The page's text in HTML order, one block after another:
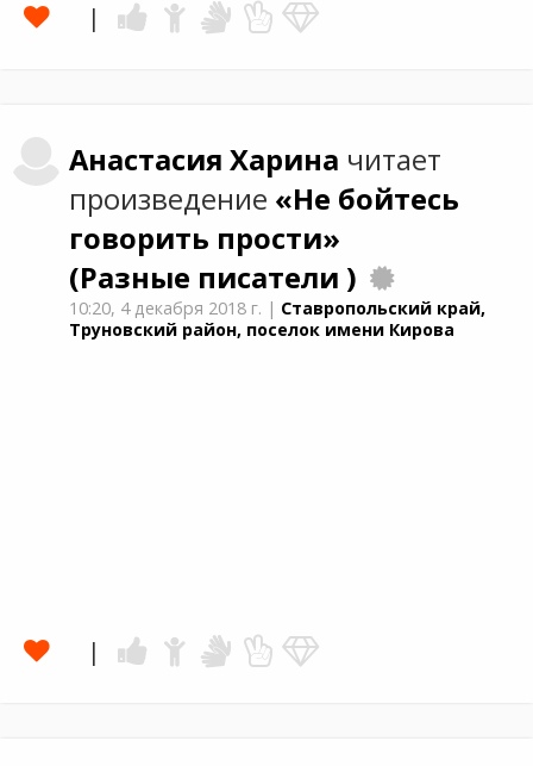
Анастасия Харина читает
произведение «Не бойтесь
говорить прости»
(Разные писатели )
10:20, 4 декабря 2018 г. | Ставропольский край,
Труновский район, поселок имени Кирова